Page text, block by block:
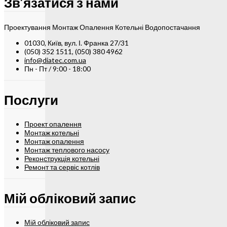
Проектування Монтаж Опалення Котельні Водопостачання
01030, Київ, вул. І. Франка 27/31
(050) 352 1511, (050) 380 4962
info@diatec.com.ua
Пн - Пт / 9:00 - 18:00
Послуги
Проект опалення
Монтаж котельні
Монтаж опалення
Монтаж теплового насосу
Реконструкція котельні
Ремонт та сервіс котлів
Мій обліковий запис
Мій обліковий запис